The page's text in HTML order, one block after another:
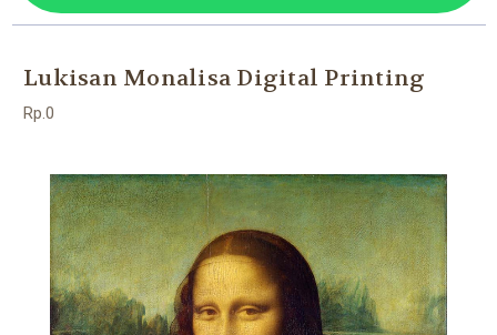
Lukisan Monalisa Digital Printing
Rp.0